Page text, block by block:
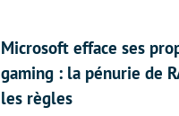
Microsoft efface ses
gaming : la pénurie de
les règles